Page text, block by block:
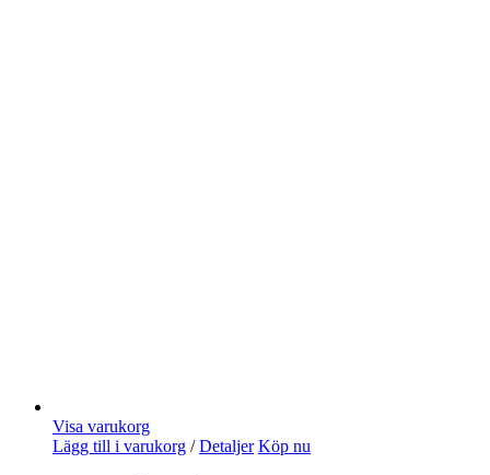
Visa varukorg
Lägg till i varukorg / Detaljer Köp nu